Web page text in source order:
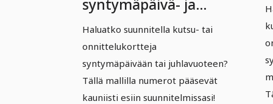
syntymäpäivä- ja
juhlamallinnuksilla
Haluatko suunnitella kutsu- tai
onnittelukortteja
syntymäpäivään tai juhlavuoteen?
Tällä mallilla numerot pääsevät
kauniisti esiin suunnitelmissasi!